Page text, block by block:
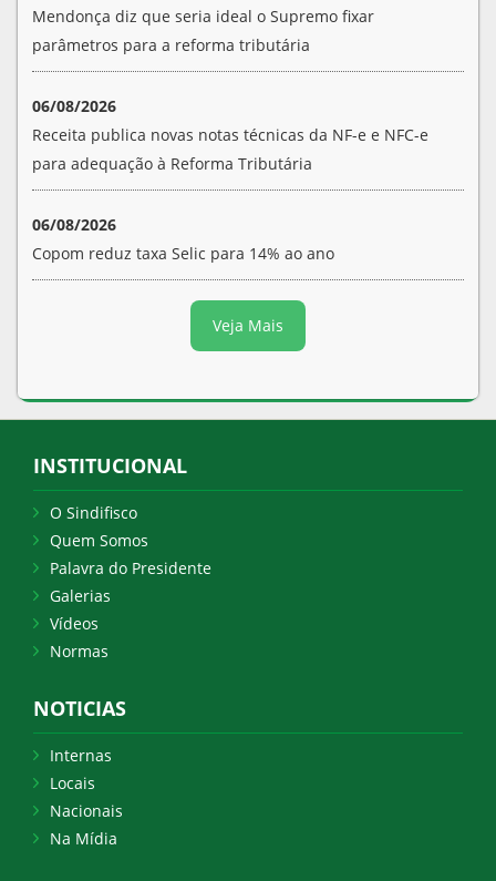
Mendonça diz que seria ideal o Supremo fixar
parâmetros para a reforma tributária
06/08/2026
Receita publica novas notas técnicas da NF-e e NFC-e
para adequação à Reforma Tributária
06/08/2026
Copom reduz taxa Selic para 14% ao ano
Veja Mais
INSTITUCIONAL
O Sindifisco
Quem Somos
Palavra do Presidente
Galerias
Vídeos
Normas
NOTICIAS
Internas
Locais
Nacionais
Na Mídia